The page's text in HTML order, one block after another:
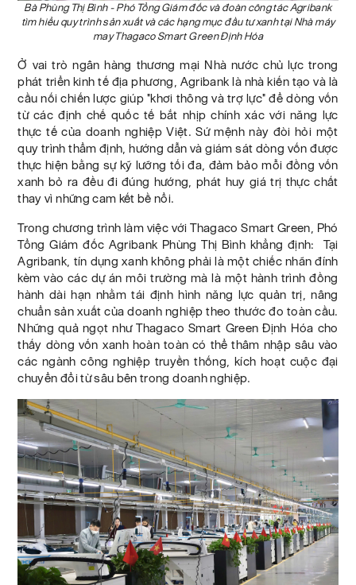
Bà Phùng Thị Bình - Phó Tổng Giám đốc và đoàn công tác Agribank
tìm hiểu quy trình sản xuất và các hạng mục đầu tư xanh tại Nhà máy
may Thagaco Smart Green Định Hóa
Ở vai trò ngân hàng thương mại Nhà nước chủ lực trong
phát triển kinh tế địa phương, Agribank là nhà kiến tạo và là
cầu nối chiến lược giúp "khơi thông và trợ lực" để dòng vốn
từ các định chế quốc tế bắt nhịp chính xác với năng lực
thực tế của doanh nghiệp Việt. Sứ mệnh này đòi hỏi một
quy trình thẩm định, hướng dẫn và giám sát dòng vốn được
thực hiện bằng sự kỹ lưỡng tối đa, đảm bảo mỗi đồng vốn
xanh bỏ ra đều đi đúng hướng, phát huy giá trị thực chất
thay vì những cam kết bề nổi.
Trong chương trình làm việc với Thagaco Smart Green, Phó
Tổng Giám đốc Agribank Phùng Thị Bình khẳng định: Tại
Agribank, tín dụng xanh không phải là một chiếc nhãn đính
kèm vào các dự án môi trường mà là một hành trình đồng
hành dài hạn nhằm tái định hình năng lực quản trị, nâng
chuẩn sản xuất của doanh nghiệp theo thước đo toàn cầu.
Những quả ngọt như Thagaco Smart Green Định Hóa cho
thấy dòng vốn xanh hoàn toàn có thể thâm nhập sâu vào
các ngành công nghiệp truyền thống, kích hoạt cuộc đại
chuyển đổi từ sâu bên trong doanh nghiệp.